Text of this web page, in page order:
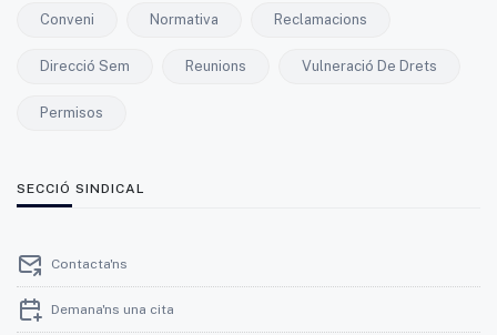
Conveni Normativa Reclamacions
Direcció Sem Reunions Vulneració De Drets
Permisos
SECCIÓ SINDICAL
Contacta'ns
Demana'ns una cita